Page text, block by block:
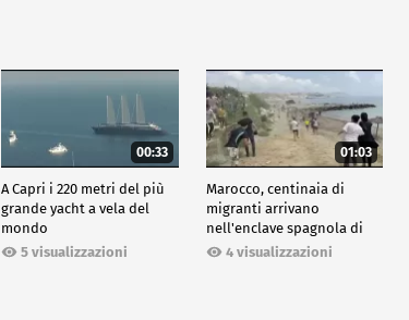
00:33
A Capri i 220 metri del più
grande yacht a vela del
mondo
5 visualizzazioni
01:03
Marocco, centinaia di
migranti arrivano
nell'enclave spagnola di
Ceuta4 visualizzazioni